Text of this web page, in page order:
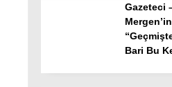
Gazeteci
Bari Bu